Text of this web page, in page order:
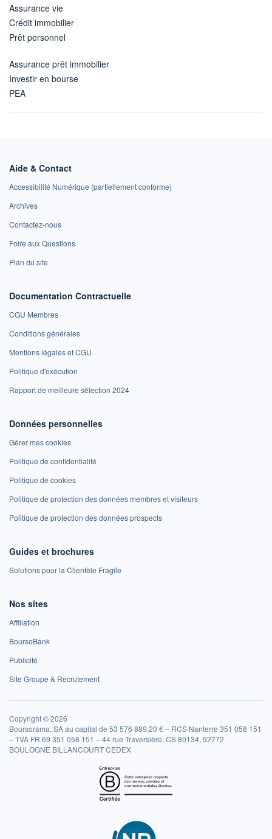
Assurance vie
Crédit immobilier
Prêt personnel
Assurance prêt immobilier
Investir en bourse
PEA
Aide & Contact
Accessibilité Numérique (partiellement conforme)
Archives
Contactez-nous
Foire aux Questions
Plan du site
Documentation Contractuelle
CGU Membres
Conditions générales
Mentions légales et CGU
Politique d'exécution
Rapport de meilleure sélection 2024
Données personnelles
Gérer mes cookies
Politique de confidentialité
Politique de cookies
Politique de protection des données membres et visiteurs
Politique de protection des données prospects
Guides et brochures
Solutions pour la Clientèle Fragile
Nos sites
Affiliation
BoursoBank
Publicité
Site Groupe & Recrutement
Copyright © 2026
Boursorama, SA au capital de 53 576 889,20 € – RCS Nanterre 351 058 151
– TVA FR 69 351 058 151 – 44 rue Traversière, CS 80134, 92772
BOULOGNE BILLANCOURT CEDEX